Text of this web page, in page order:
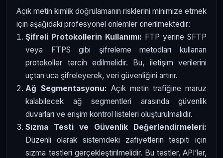
Açık metin kimlik doğrulamanın risklerini minimize etmek
için aşağıdaki profesyonel önlemler önerilmektedir:
Şifreli Protokollerin Kullanımı: FTP yerine SFTP
veya FTPS gibi şifreleme metodları kullanan
protokoller tercih edilmelidir. Bu, iletişim verilerini
uçtan uca şifreleyerek, veri güvenliğini artırır.
Ağ Segmentasyonu: Açık metin trafiğine maruz
kalabilecek ağ segmentleri arasında güvenlik
duvarları ve erişim kontrol listeleri oluşturulmalıdır.
Sızma Testi ve Güvenlik Değerlendirmeleri:
Düzenli olarak sistemdeki zafiyetlerin tespiti için
sızma testleri gerçekleştirilmelidir. Bu testler, API’ler,